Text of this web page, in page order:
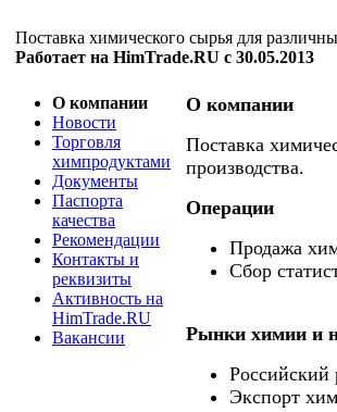
Поставка химического сырья для
Работает на HimTrade.RU с 30.05.2013
О компании
Новости
Торговля
химпродуктами
Документы
Паспорта
качества
Рекомендации
Контакты и
реквизиты
Активность на
HimTrade.RU
Вакансии
О компании
Поставка
производства.
Операции
Продажа
Сбор
Рынки химии и
Российский
Экспорт